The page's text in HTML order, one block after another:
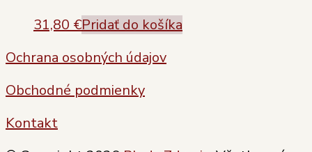
31,80 €Pridať do košíka
Ochrana osobných údajov
Obchodné podmienky
Kontakt